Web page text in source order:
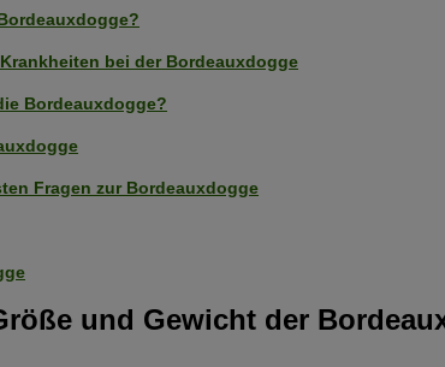
bei der Bordeauxdogge
Bordeauxdogge?
Fragen zur Bordeauxdogge
und Gewicht der